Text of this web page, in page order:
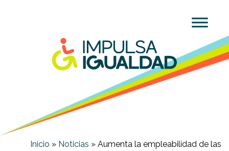
Inicio » Noticias » Aumenta la empleabilidad de las